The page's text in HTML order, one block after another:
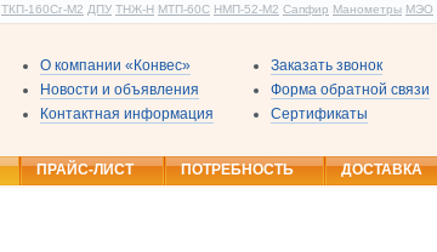
ТКП-160Сг-М2 ДПУ ТНЖ-Н МТП-60С НМП-52-М2 Сапфир Манометры МЭО
О компании «Конвес»
Новости и объявления
Контактная информация
Заказать звонок
Форма обратной связи
Сертификаты
ПРАЙС-ЛИСТ ПОТРЕБНОСТЬ ДОСТАВКА